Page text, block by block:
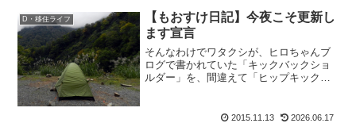
D・移住ライフ
【もおすけ日記】今夜こそ更新し
ます宣言
そんなわけでワタクシが、ヒロちゃんブ
ログで書かれていた「キックバックショ
ルダー」を、間違えて「ヒップキックシ
サーリンクイエね。うちのお店には、登
2015.11.13 2026.06.17